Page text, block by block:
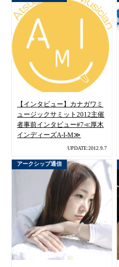
【インタビュー】カナガワミ
ュージックサミット2012主催
者事前インタビュー#7≪厚木
インディーズA-I-M≫
UPDATE:2012.9.7
アークシップ通信